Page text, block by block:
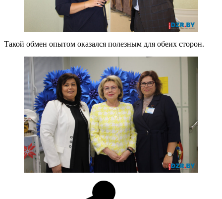
Такой обмен опытом оказался полезным для обеих сторон.